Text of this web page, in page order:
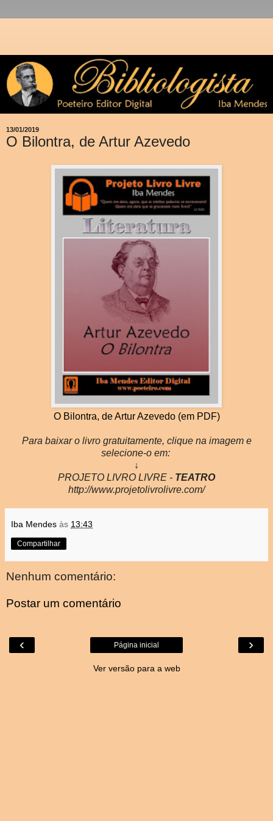
13/01/2019
O Bilontra, de Artur Azevedo
O Bilontra, de Artur Azevedo (em PDF)
Para baixar o livro gratuitamente, clique na imagem e
selecione-o em:
↓
PROJETO LIVRO LIVRE - TEATRO
http://www.projetolivrolivre.com/
Iba Mendes às 13:43
Compartilhar
Nenhum comentário:
Postar um comentário
‹ ›
Página inicial
Ver versão para a web